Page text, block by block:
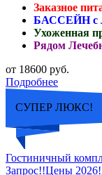
Заказное
БАССЕЙН с
Ухоженная
Рядом
от 18600 руб.
Подробнее
СУПЕР ЛЮКС!
Гостиничный
Запрос!!Цены